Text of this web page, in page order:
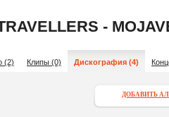
-
(2) Клипы (0) Дискография (4)
ДОБАВИТЬ